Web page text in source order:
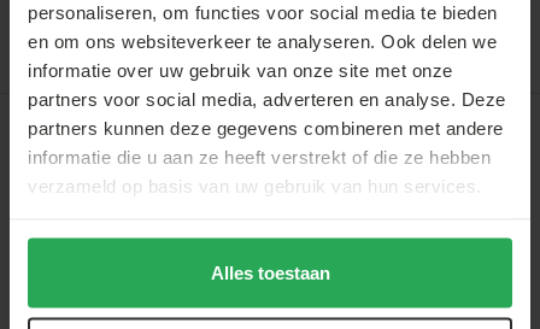
personaliseren, om functies voor social media te bieden
en om ons websiteverkeer te analyseren. Ook delen we
informatie over uw gebruik van onze site met onze
partners voor social media, adverteren en analyse. Deze
partners kunnen deze gegevens combineren met andere
informatie die u aan ze heeft verstrekt of die ze hebben
verzameld op basis van uw gebruik van hun services.
Alles toestaan
Vergelijk Delen
Recent door jou bekeken